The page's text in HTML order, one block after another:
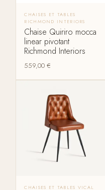
CHAISES ET TABLES
RICHMOND INTERIORS
Chaise Quiriro mocca
linear pivotant
Richmond Interiors
559,00€
CHAISES ET TABLES VICAL